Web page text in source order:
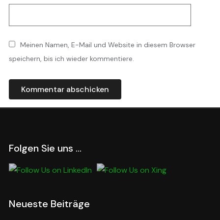
Meinen Namen, E-Mail und Website in diesem Browser
speichern, bis ich wieder kommentiere.
Folgen Sie uns …
Neueste Beiträge